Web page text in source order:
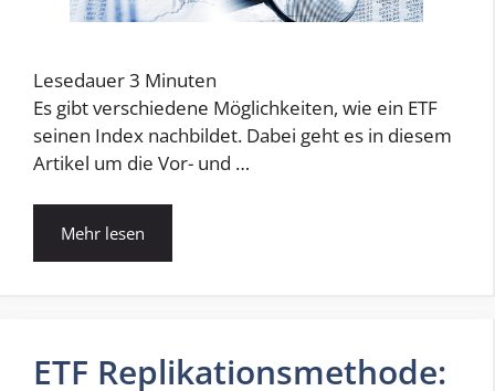
Lesedauer3 Minuten
Es gibt verschiedene Möglichkeiten, wie ein ETF
seinen Index nachbildet. Dabei geht es in diesem
Artikel um die Vor- und …
Mehr lesen
ETF Replikationsmethode: